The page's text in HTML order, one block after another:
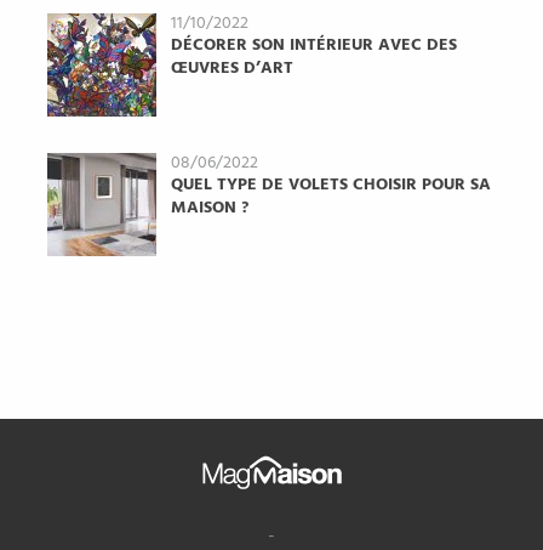
11/10/2022
DÉCORER SON INTÉRIEUR AVEC DES
ŒUVRES D’ART
08/06/2022
QUEL TYPE DE VOLETS CHOISIR POUR SA
MAISON ?
Mag
Maison
-